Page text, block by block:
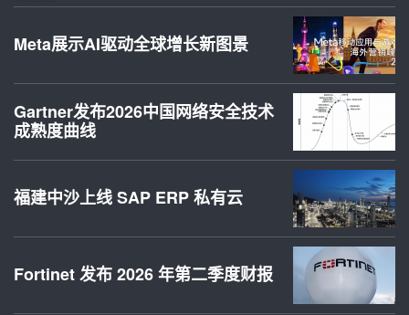
Meta展示AI驱动全球增长新图景
Gartner发布2026中国网络安全技术
成熟度曲线
福建中沙上线 SAP ERP 私有云
Fortinet 发布 2026 年第二季度财报